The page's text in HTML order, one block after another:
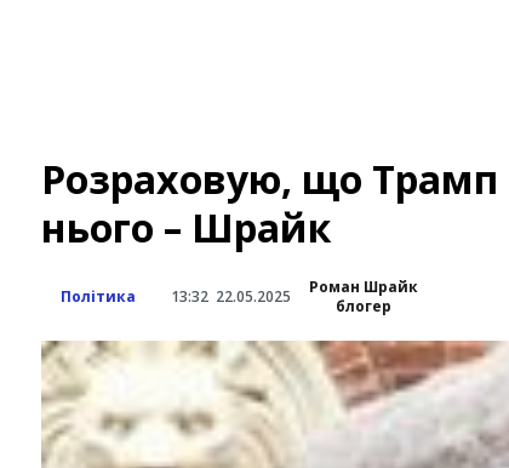
Розраховую, що Трамп
нього – Шрайк
Політика 13:32 22.05.2025
Роман Шрайк
блогер